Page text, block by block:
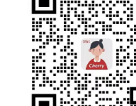
换个包装就能卖爆？
下一个商业增量？ |
每日新品